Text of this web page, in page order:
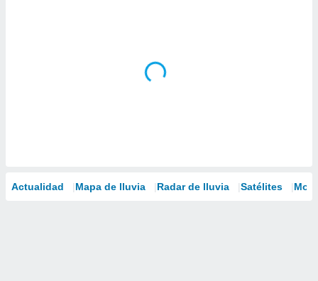
Actualidad Mapa de lluvia Radar de lluvia Satélites